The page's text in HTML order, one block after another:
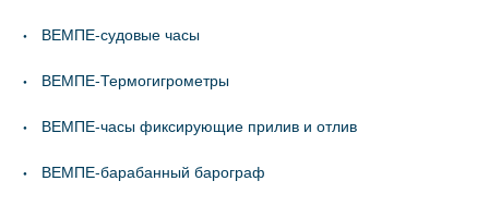
ВЕМПЕ-судовые часы
ВЕМПЕ-Термогигрометры
ВЕМПЕ-часы фиксирующие прилив и отлив
ВЕМПЕ-барабанный барограф